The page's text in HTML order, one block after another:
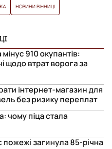
НОВИНИ ВІННИЦІ
910 окупантів:
щодо втрат ворога за
інтернет-магазин для
без ризику переплат
чому піца стала
пожежі загинула 85-річна